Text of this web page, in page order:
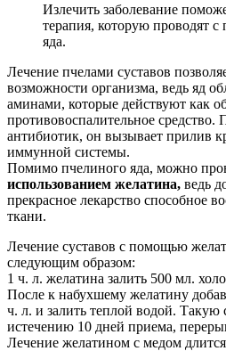
Излечить заболевание
терапия, которую проводят
яда.
Лечение пчелами суставов
возможности организма, ведь яд
аминами, которые действуют как
противовоспалительное
антибиотик, он вызывает прилив
иммунной системы.
Помимо пчелиного яда, можно
использованием желатина, ведь
прекрасное лекарство способное
ткани.
Лечение суставов с помощью
следующим образом:
1 ч. л. желатина залить 500 мл.
После к набухшему желатину
ч. л. и залить теплой водой.
истечению 10 дней приема,
Лечение желатином с медом